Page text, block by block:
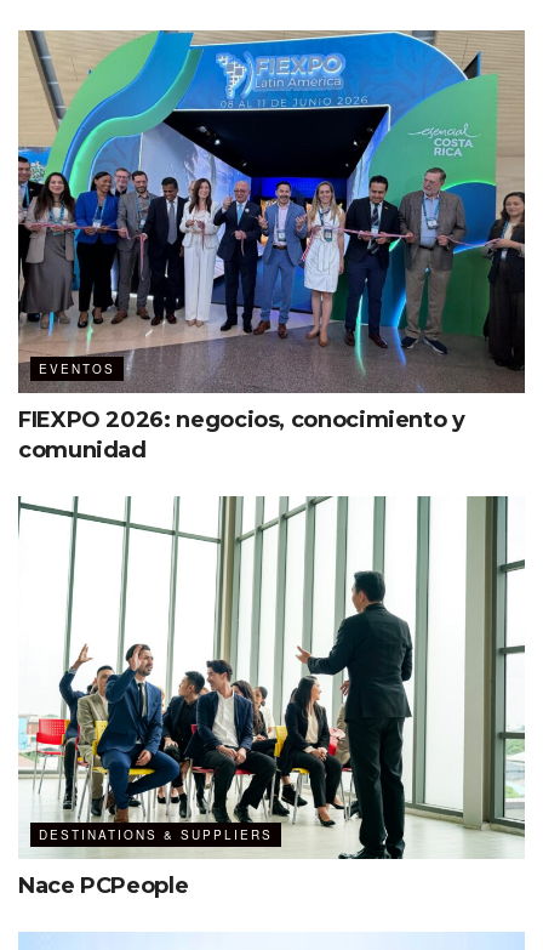
EVENTOS
FIEXPO 2026: negocios, conocimiento y
comunidad
DESTINATIONS & SUPPLIERS
Nace PCPeople